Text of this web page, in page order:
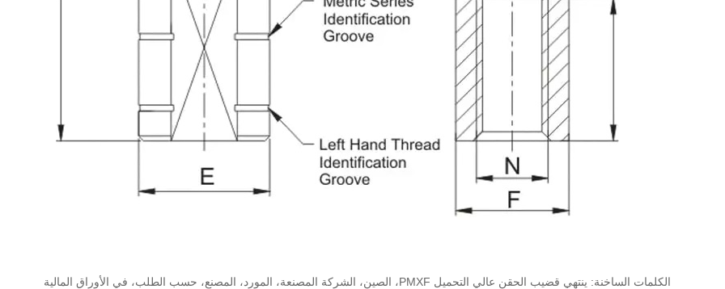
الكلمات الساخنة: ينتهي قضيب الحقن عالي التحميل PMXF، الصين، الشركة المصنعة، المورد، المصنع، حسب الطلب، في الأوراق المالية